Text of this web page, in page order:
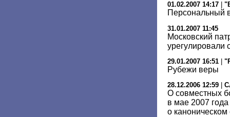
01.02.2007 14:17
Персональный
31.01.2007 11:45
Московский
урегулировали
29.01.2007 16:51
Рубежи веры
28.12.2006 12:59
О совместных
в мае 2007
о